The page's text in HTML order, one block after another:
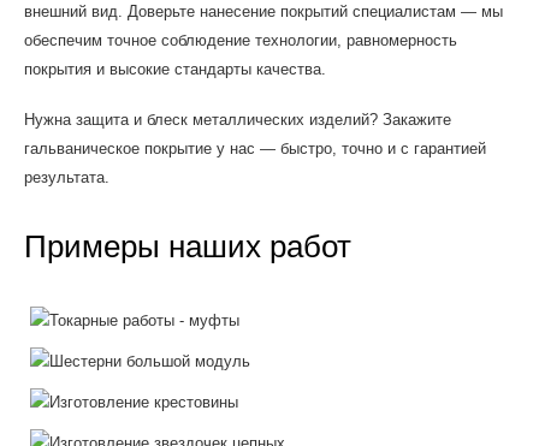
внешний вид. Доверьте нанесение покрытий специалистам — мы
обеспечим точное соблюдение технологии, равномерность
покрытия и высокие стандарты качества.
Нужна защита и блеск металлических изделий? Закажите
гальваническое покрытие у нас — быстро, точно и с гарантией
результата.
Примеры наших работ